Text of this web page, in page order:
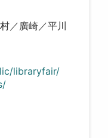
／廣崎／平川
libraryfair/